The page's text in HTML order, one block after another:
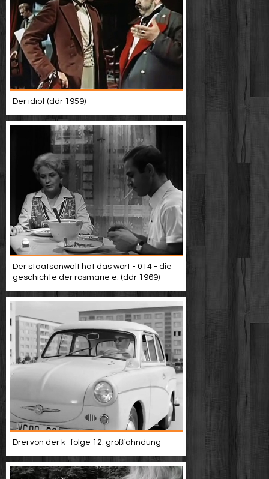
Der idiot (ddr 1959)
Der staatsanwalt hat das wort - 014 - die
geschichte der rosmarie e. (ddr 1969)
Drei von der k · folge 12: großfahndung